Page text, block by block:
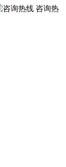
咨询热